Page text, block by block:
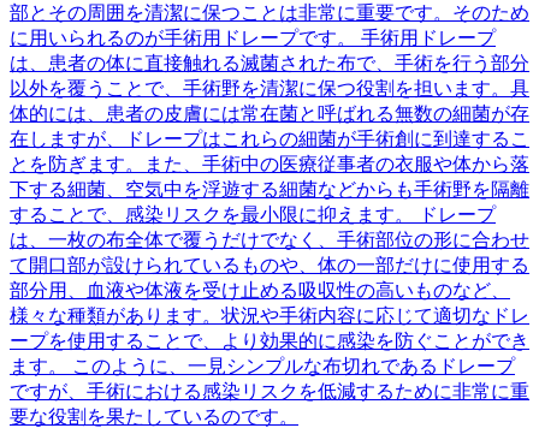
部とその周囲を清潔に保つことは非常に重要です。そのため
に用いられるのが手術用ドレープです。 手術用ドレープ
は、患者の体に直接触れる滅菌された布で、手術を行う部分
以外を覆うことで、手術野を清潔に保つ役割を担います。具
体的には、患者の皮膚には常在菌と呼ばれる無数の細菌が存
在しますが、ドレープはこれらの細菌が手術創に到達するこ
とを防ぎます。また、手術中の医療従事者の衣服や体から落
下する細菌、空気中を浮遊する細菌などからも手術野を隔離
することで、感染リスクを最小限に抑えます。 ドレープ
は、一枚の布全体で覆うだけでなく、手術部位の形に合わせ
て開口部が設けられているものや、体の一部だけに使用する
部分用、血液や体液を受け止める吸収性の高いものなど、
様々な種類があります。状況や手術内容に応じて適切なドレ
ープを使用することで、より効果的に感染を防ぐことができ
ます。 このように、一見シンプルな布切れであるドレープ
ですが、手術における感染リスクを低減するために非常に重
要な役割を果たしているのです。